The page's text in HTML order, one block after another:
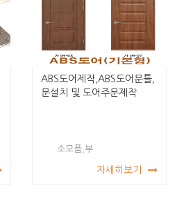
ABS도어제작,ABS도어문틀,
문설치 및 도어주문제작
소모품,부
자세히보기